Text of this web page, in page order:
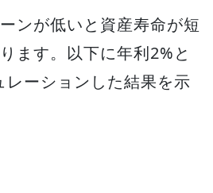
ンが低いと資産寿命が短
ます。以下に年利2%と
レーションした結果を示